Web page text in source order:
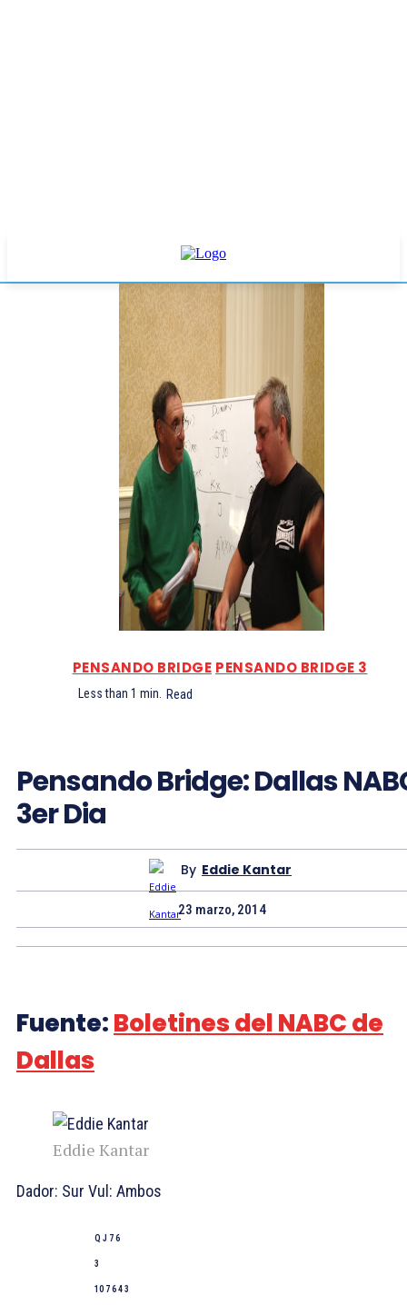
PENSANDO BRIDGE PENSANDO BRIDGE 3
Less than 1 min. Read
Pensando Bridge: Dallas
3er Dia
By Eddie Kantar
23 marzo, 2014
Fuente:Boletines del NABC de
Dallas
Eddie Kantar
Dador: Sur Vul: Ambos
Q J 7 6
3
10 7 6 4 3